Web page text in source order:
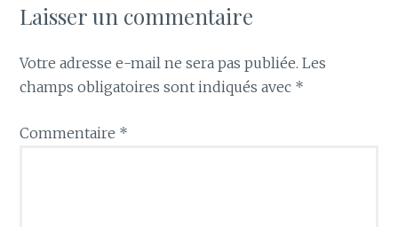
Laisser un commentaire
Votre adresse e-mail ne sera pas publiée. Les
champs obligatoires sont indiqués avec *
Commentaire *